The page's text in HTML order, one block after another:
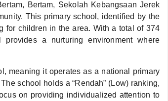
Bertam, Sekolah Kebangsaan Jerek
This primary school, identified by the
for children in the area. With a total of 374
a nurturing environment where
meaning it operates as a national primary
school holds a “Rendah” (Low) ranking,
on providing individualized attention to